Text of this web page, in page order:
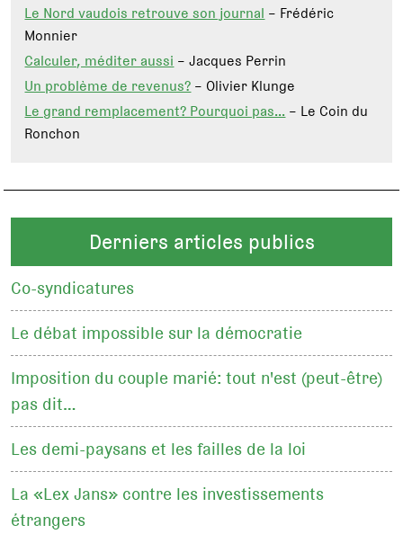
Le Nord vaudois retrouve son journal – Frédéric
Monnier
Calculer, méditer aussi – Jacques Perrin
Un problème de revenus? – Olivier Klunge
Le grand remplacement? Pourquoi pas… – Le Coin du
Ronchon
Derniers articles publics
Co-syndicatures
Le débat impossible sur la démocratie
Imposition du couple marié: tout n'est (peut-être)
pas dit…
Les demi-paysans et les failles de la loi
La «Lex Jans» contre les investissements
étrangers